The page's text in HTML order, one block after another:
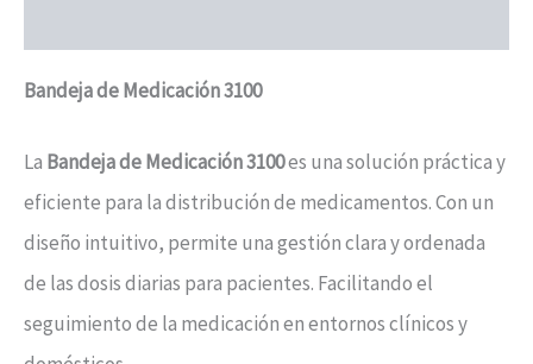
Bandeja de Medicación 3100
La Bandeja de Medicación 3100es una solución práctica y
eficiente para la distribución de medicamentos. Con un
diseño intuitivo, permite una gestión clara y ordenada
de las dosis diarias para pacientes. Facilitando el
seguimiento de la medicación en entornos clínicos y